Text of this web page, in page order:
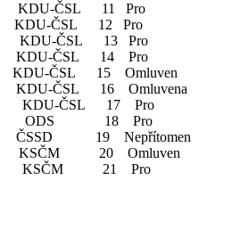
ČSL 11 Pro
KDU-ČSL 12 Pro
ČSL 13 Pro
ČSL 14 Pro
ČSL 15 Omluven
ČSL 16 Omluvena
ČSL 17 Pro
18 Pro
19 Nepřítomen
20 Omluven
21 Pro